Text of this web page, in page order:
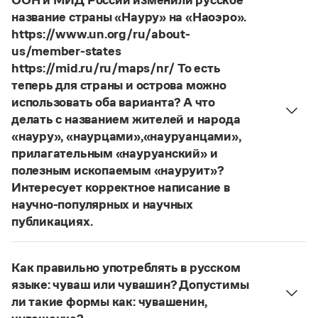
Словари русского языка как государственного
Справочники
Правила русской орфографии и пунктуации
Русский язык. Краткий теоретический курс
для школьников
Письмовник
Справочник по пунктуации
Словарь-справочник трудностей
Справочник по фразеологии
Азбучные истины
Словарь-справочник непростые слова
Все справочники портала
Журнал
Новости и события
Управление в русском языке
Словарь русских имён
Словарь методических терминов
Правила русской орфографии и пунктуации
(1956)
Страница ответа
название страны «Науру» на «Наоэро».
https://www.un.org/ru/about-
us/member-states
https://mid.ru/ru/maps/nr/ То есть
теперь для страны и острова можно
использовать оба варианта? А что
делать с названием жителей и народа
«науру», «наурцами»,«науруанцами»,
прилагательным «науруанский» и
полезным ископаемым «науруит»?
Интересует корректное написание в
научно-популярных и научных
публикациях.
Изменение касается только официального
образованные от топонимаНауру, никуда из
русского языка не делись и по-прежнему могут
быть использованы в любых текстах. Здесь
Как правильно употреблять в русском
языке: чуваш или чувашин? Допустимы
ли такие формы как: чувашенин,